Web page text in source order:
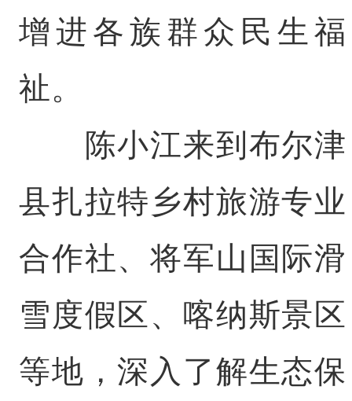
增进各族群众民生福
祉。
陈小江来到布尔津
县扎拉特乡村旅游专业
合作社、将军山国际滑
雪度假区、喀纳斯景区
等地，深入了解生态保